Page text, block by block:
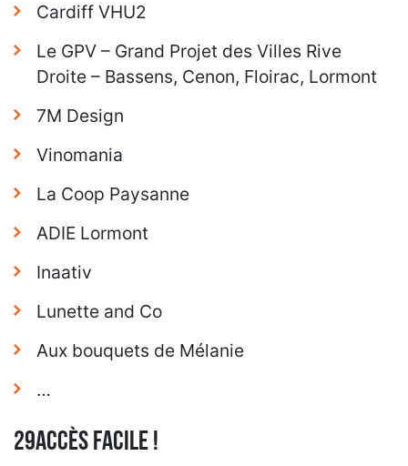
Cardiff VHU2
Le GPV – Grand Projet des Villes Rive
Droite – Bassens, Cenon, Floirac, Lormont
7M Design
Vinomania
La Coop Paysanne
ADIE Lormont
Inaativ
Lunette and Co
Aux bouquets de Mélanie
…
29ACCÈS FACILE !